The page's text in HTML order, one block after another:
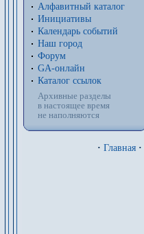
Алфавитный каталог
Инициативы
Календарь событий
Наш город
Форум
GA-онлайн
Каталог ссылок
Архивные разделы
в настоящее время
не наполняются
· Главная ·